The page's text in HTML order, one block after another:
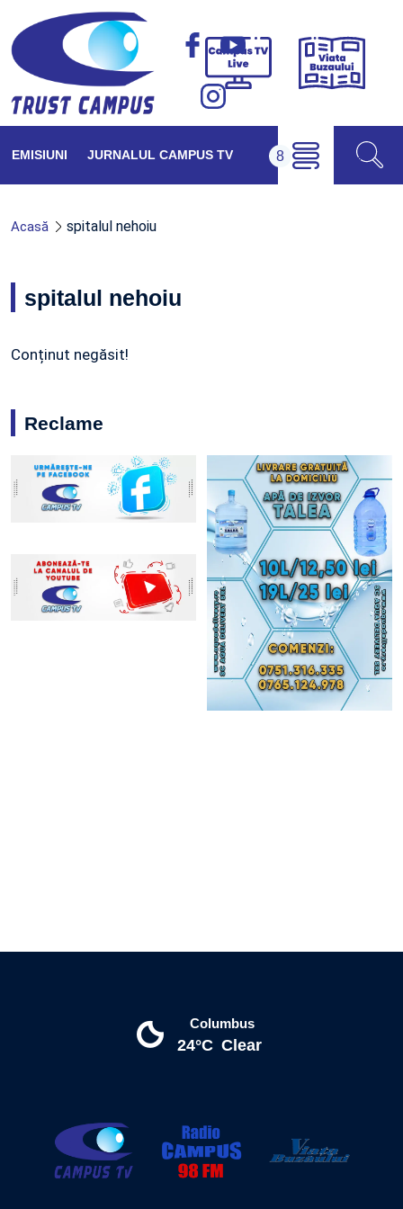
Campus
Viața
EMISIUNI JURNALUL CAMPUS TV
Acasă spitalul nehoiu
spitalul nehoiu
Conținut negăsit!
Reclame
Columbus
24°C Clear